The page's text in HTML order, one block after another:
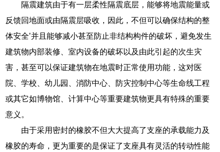
隔震建筑由于有一层柔性隔震底层，能够将地震能量或
反馈回地面或由隔震层吸收，因此，不但可以确保结构的整
体安全’并且能够减小甚至防止非结构构件的破坏，避免发生
建筑物内部装修、室内设备的破坏以及由此引起的次生灾
害，甚至可以保证建筑物在地震时正常使用功能，这对医
院、学校、幼儿园、消防中心、防灾控制中心等生命线工程
或其它如博物馆、计算中心等重要建筑物更具有特殊的重要
意义。
由于采用密封的橡胶不但大大提高了支座的承载能力及
橡胶的寿命，更为重要的是保证了支座具有灵活的转动性能